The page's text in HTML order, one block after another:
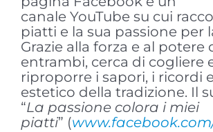
canale YouTube su cui
piatti e la sua passione per
Grazie alla forza e al potere
entrambi, cerca di cogliere
riproporre i sapori, i ricordi
estetico della tradizione. Il
“La passione colora i miei
piatti” (